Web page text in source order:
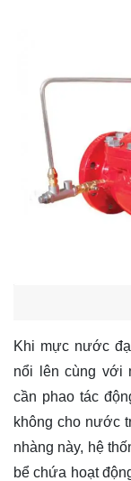
Khi mực nước
nổi lên cùng với
cần phao tác
không cho nước
nhàng này, hệ
bể chứa hoạt